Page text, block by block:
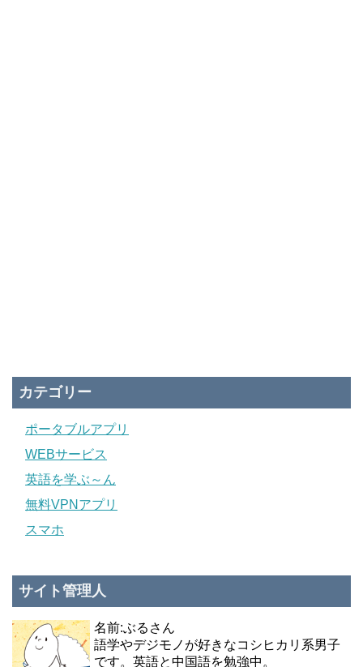
カテゴリー
ポータブルアプリ
WEBサービス
英語を学ぶ～ん
無料VPNアプリ
スマホ
サイト管理人
名前:ぶるさん
語学やデジモノが好きなコシヒカリ系男子
です。英語と中国語を勉強中。